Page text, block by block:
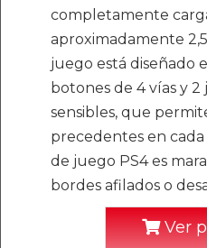
completamente
aproximadamente
juego está diseñado
botones de 4 vías y 2
sensibles, que
precedentes en
de juego PS4 es
bordes afilados o
Ver